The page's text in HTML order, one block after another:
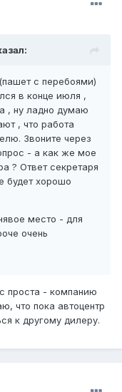
с перебоями)
в конце июля ,
, ну ладно думаю
, что работа
Звоните через
- а как же мое
? Ответ секретаря
будет хорошо
место - для
очень
проста - компанию
что пока автоцентр
к другому дилеру.